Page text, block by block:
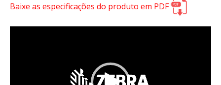
Baixe as especificações do produto em PDF